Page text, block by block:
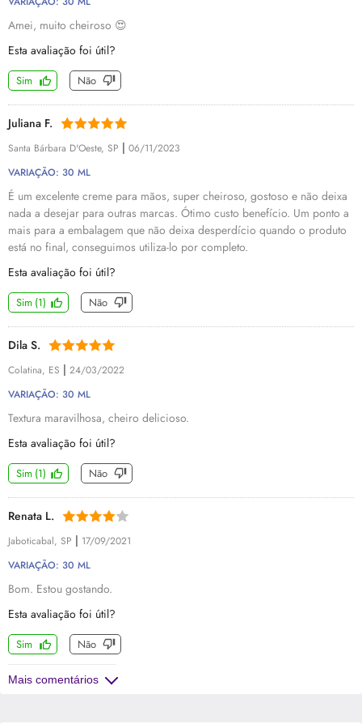
Amei, muito cheiroso 😍
Esta avaliação foi útil?
Sim Não
Juliana F.
Santa Bárbara D'Oeste, SP | 06/11/2023
VARIAÇÃO: 30 ML
É um excelente creme para mãos, super cheiroso, gostoso e não deixa
nada a desejar para outras marcas. Ótimo custo benefício. Um ponto a
mais para a embalagem que não deixa desperdício quando o produto
está no final, conseguimos utiliza-lo por completo.
Esta avaliação foi útil?
Sim (1) Não
Dila S.
Colatina, ES | 24/03/2022
VARIAÇÃO: 30 ML
Textura maravilhosa, cheiro delicioso.
Esta avaliação foi útil?
Sim (1) Não
Renata L.
Jaboticabal, SP | 17/09/2021
VARIAÇÃO: 30 ML
Bom. Estou gostando.
Esta avaliação foi útil?
Sim Não
Mais comentários